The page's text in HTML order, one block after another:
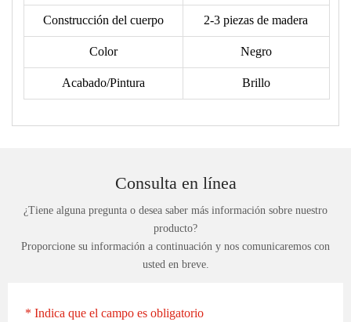
Construcción del cuerpo 2-3 piezas de madera
Color Negro
Acabado/Pintura Brillo
Consulta en línea
¿Tiene alguna pregunta o desea saber más información sobre nuestro
producto?
Proporcione su información a continuación y nos comunicaremos con
usted en breve.
* Indica que el campo es obligatorio